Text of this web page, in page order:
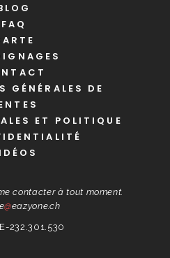
FAQ
GÉNÉRALES DE
ET POLITIQUE
contacter à tout moment.
@eazyone.ch
232.301.530